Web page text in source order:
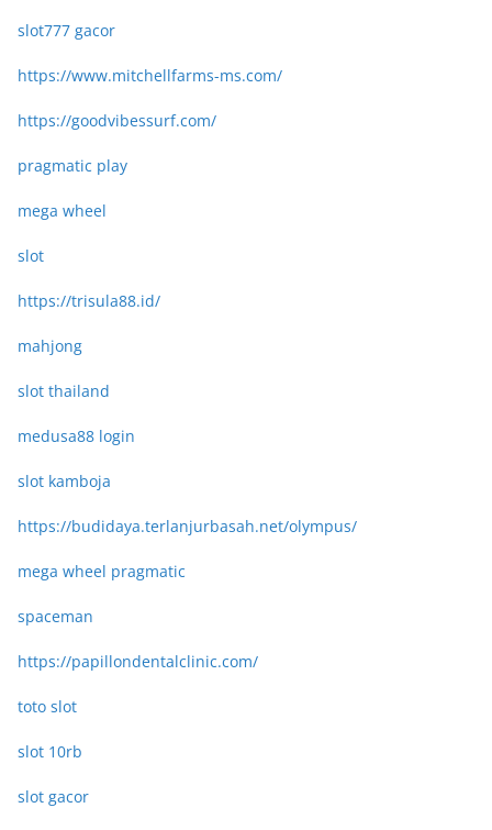
slot777 gacor
https://www.mitchellfarms-ms.com/
https://goodvibessurf.com/
pragmatic play
mega wheel
slot
https://trisula88.id/
mahjong
slot thailand
medusa88 login
slot kamboja
https://budidaya.terlanjurbasah.net/olympus/
mega wheel pragmatic
spaceman
https://papillondentalclinic.com/
toto slot
slot 10rb
slot gacor